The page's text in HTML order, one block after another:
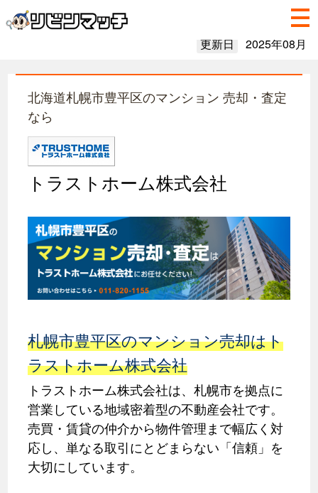
更新日 2025年08月
北海道札幌市豊平区のマンション 売却・査定
なら
トラストホーム株式会社
札幌市豊平区のマンション売却はト
ラストホーム株式会社
トラストホーム株式会社は、札幌市を拠点に
営業している地域密着型の不動産会社です。
売買・賃貸の仲介から物件管理まで幅広く対
応し、単なる取引にとどまらない「信頼」を
大切にしています。